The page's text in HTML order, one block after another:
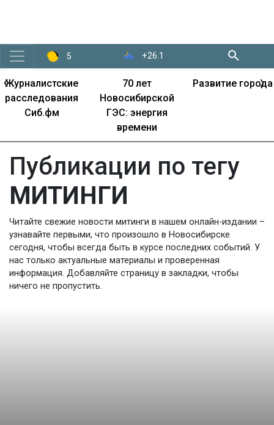
5 +26.1
Журналистские
расследования
Сиб.фм
70 лет
Новосибирской
ГЭС: энергия
времени
Развитие города
‹ ›
Публикации по тегу
МИТИНГИ
Читайте свежие новости митинги в нашем онлайн-издании –
узнавайте первыми, что произошло в Новосибирске
сегодня, чтобы всегда быть в курсе последних событий. У
нас только актуальные материалы и проверенная
информация. Добавляйте страницу в закладки, чтобы
ничего не пропустить.